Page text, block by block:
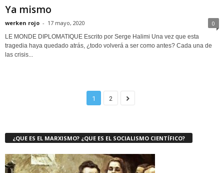
Ya mismo
werken rojo - 17 mayo, 2020 0
LE MONDE DIPLOMATIQUE Escrito por Serge Halimi Una vez que esta
tragedia haya quedado atrás, ¿todo volverá a ser como antes? Cada una de
las crisis...
1 2
¿QUE ES EL MARXISMO? ¿QUE ES EL SOCIALISMO CIENTÍFICO?